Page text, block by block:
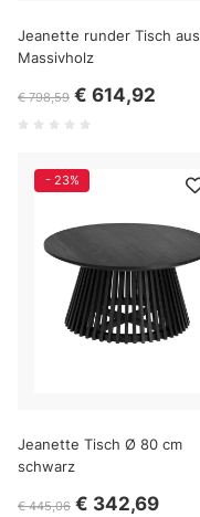
Jeanette runder Tisch aus
Massivholz
€ 798,59 € 614,92
- 23%
Jeanette Tisch Ø 80 cm
schwarz
€ 445,06 € 342,69